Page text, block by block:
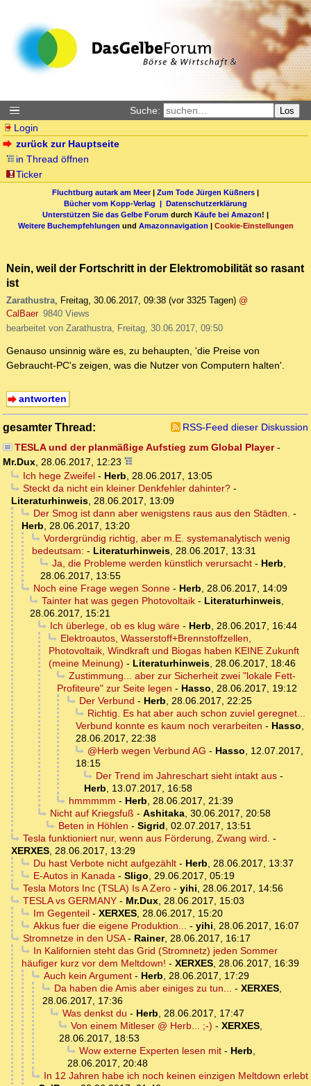
Suche: Los
Login
zurück zur Hauptseite
in Thread öffnen
Ticker
Fluchtburg autark am Meer| Zum Tode Jürgen Küßners |
Bücher vom Kopp-Verlag | Datenschutzerklärung
Unterstützen Sie das Gelbe Forum durch Käufe bei Amazon! |
Weitere Buchempfehlungen und Amazonnavigation | Cookie-Einstellungen
Nein, weil der Fortschritt in der Elektromobilität so rasant
ist
Zarathustra, Freitag, 30.06.2017, 09:38 (vor 3325 Tagen) @
CalBaer 9840 Views
bearbeitet von Zarathustra, Freitag, 30.06.2017, 09:50
Genauso unsinnig wäre es, zu behaupten, 'die Preise von
Gebraucht-PC's zeigen, was die Nutzer von Computern halten'.
antworten
gesamter Thread:
RSS-Feed dieser Diskussion
TESLA und der planmäßige Aufstieg zum Global Player-
Mr.Dux, 28.06.2017, 12:23
Ich hege Zweifel- Herb, 28.06.2017, 13:05
Steckt da nicht ein kleiner Denkfehler dahinter?-
Literaturhinweis, 28.06.2017, 13:09
Der Smog ist dann aber wenigstens raus aus den Städten. -
Herb, 28.06.2017, 13:20
Vordergründig richtig, aber m.E. systemanalytisch wenig
bedeutsam: - Literaturhinweis, 28.06.2017, 13:31
Ja, die Probleme werden künstlich verursacht- Herb,
28.06.2017, 13:55
Noch eine Frage wegen Sonne- Herb, 28.06.2017, 14:09
Tainter hat was gegen Photovoltaik- Literaturhinweis,
28.06.2017, 15:21
Ich überlege, ob es klug wäre- Herb, 28.06.2017, 16:44
Elektroautos, Wasserstoff+Brennstoffzellen,
Photovoltaik, Windkraft und Biogas haben KEINE Zukunft
(meine Meinung) - Literaturhinweis, 28.06.2017, 18:46
Zustimmung... aber zur Sicherheit zwei "lokale Fett-
Profiteure" zur Seite legen - Hasso, 28.06.2017, 19:12
Der Verbund - Herb, 28.06.2017, 22:25
Richtig. Es hat aber auch schon zuviel geregnet...
Verbund konnte es kaum noch verarbeiten - Hasso,
28.06.2017, 22:38
@Herb wegen Verbund AG - Hasso, 12.07.2017,
18:15
Der Trend im Jahreschart sieht intakt aus-
Herb, 13.07.2017, 16:58
hmmmmm - Herb, 28.06.2017, 21:39
Nicht auf Kriegsfuß - Ashitaka, 30.06.2017, 20:58
Beten in Höhlen - Sigrid, 02.07.2017, 13:51
Tesla funktioniert nur, wenn aus Förderung, Zwang wird. -
XERXES, 28.06.2017, 13:29
Du hast Verbote nicht aufgezählt- Herb, 28.06.2017, 13:37
E-Autos in Kanada- Sligo, 29.06.2017, 05:19
Tesla Motors Inc (TSLA) Is A Zero- yihi, 28.06.2017, 14:56
TESLA vs GERMANY- Mr.Dux, 28.06.2017, 15:03
Im Gegenteil- XERXES, 28.06.2017, 15:20
Akkus fuer die eigene Produktion... - yihi, 28.06.2017, 16:07
Stromnetze in den USA- Rainer, 28.06.2017, 16:17
In Kalifornien steht das Grid (Stromnetz) jeden Sommer
häufiger kurz vor dem Meltdown! - XERXES, 28.06.2017, 16:39
Auch kein Argument- Herb, 28.06.2017, 17:29
Da haben die Amis aber einiges zu tun... - XERXES,
28.06.2017, 17:36
Was denkst du - Herb, 28.06.2017, 17:47
Von einem Mitleser @ Herb... ;-) - XERXES,
28.06.2017, 18:53
Wow externe Experten lesen mit- Herb,
28.06.2017, 20:48
In 12 Jahren habe ich noch keinen einzigen Meltdown erlebt